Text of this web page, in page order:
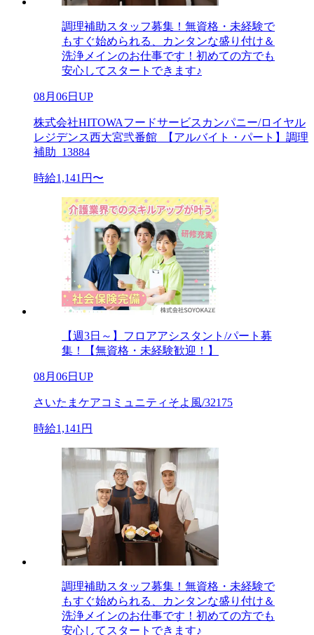
調理補助スタッフ募集！無資格・未経験で
もすぐ始められる、カンタンな盛り付け＆
洗浄メインのお仕事です！初めての方でも
安心してスタートできます♪
08月06日UP
株式会社HITOWAフードサービスカンパニー/ロイヤル
レジデンス西大宮弐番館_【アルバイト・パート】調理
補助_13884
時給1,141円〜
【週3日～】フロアアシスタント/パート募
集！【無資格・未経験歓迎！】
08月06日UP
さいたまケアコミュニティそよ風/32175
時給1,141円
調理補助スタッフ募集！無資格・未経験で
もすぐ始められる、カンタンな盛り付け＆
洗浄メインのお仕事です！初めての方でも
安心してスタートできます♪